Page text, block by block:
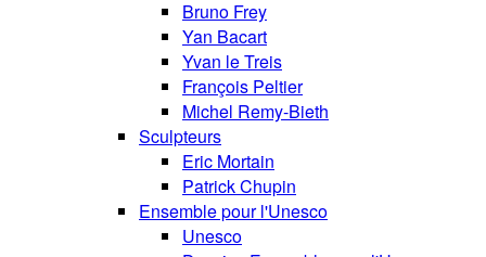
Bruno Frey
Yan Bacart
Yvan le Treis
François Peltier
Michel Remy-Bieth
Sculpteurs
Eric Mortain
Patrick Chupin
Ensemble pour l'Unesco
Unesco